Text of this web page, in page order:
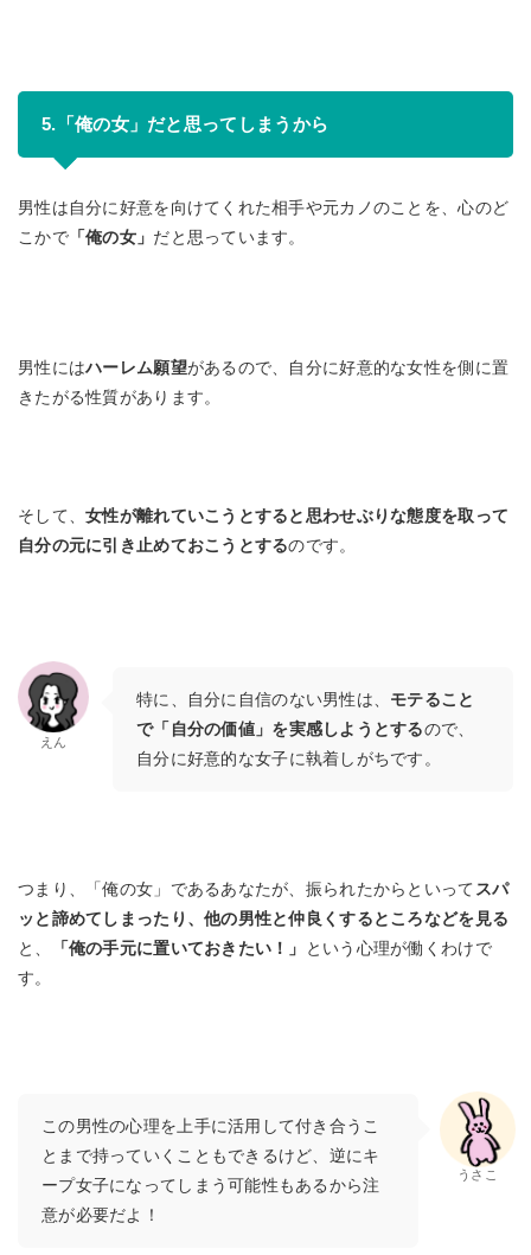
5.「俺の女」だと思ってしまうから
男性は自分に好意を向けてくれた相手や元カノのことを、心のど
こかで「俺の女」 だと思っています。
男性にはハーレム願望があるので、自分に好意的な女性を側に置
きたがる性質があります。
そして、女性が離れていこうとすると思わせぶりな態度を取って
自分の元に引き止めておこうとするのです。
えん
特に、自分に自信のない男性は、 モテること
で「自分の価値」を実感しようとするので、
自分に好意的な女子に執着しがちです。
つまり、「俺の女」であるあなたが、振られたからといって スパ
ッと諦めてしまったり、他の男性と仲良くするところなどを見る
と、
「俺の手元に置いておきたい！」
という心理が働くわけで
す。
この男性の心理を上手に活用して付き合うこ
とまで持っていくこともできるけど、逆にキ
ープ女子になってしまう可能性もあるから注
意が必要だよ！
うさこ